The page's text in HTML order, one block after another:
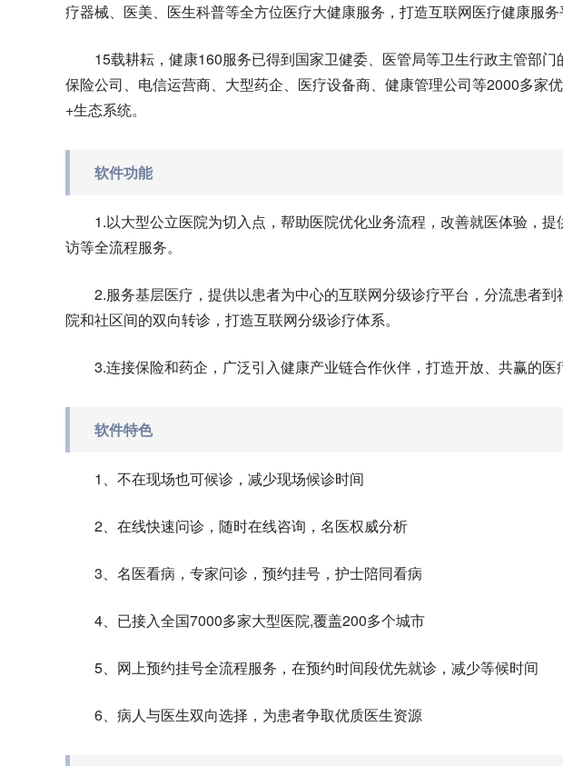
疗器械、医美、医生科普等全方位医疗大健康服务，打造互联网医疗健康服务
15载耕耘，健康160服务已得到国家卫健委、医管局等卫生行政主管部门
保险公司、电信运营商、大型药企、医疗设备商、健康管理公司等2000多家
+生态系统。
软件功能
1.以大型公立医院为切入点，帮助医院优化业务流程，改善就医体验，
访等全流程服务。
2.服务基层医疗，提供以患者为中心的互联网分级诊疗平台，分流患者
院和社区间的双向转诊，打造互联网分级诊疗体系。
3.连接保险和药企，广泛引入健康产业链合作伙伴，打造开放、共赢的医
软件特色
1、不在现场也可候诊，减少现场候诊时间
2、在线快速问诊，随时在线咨询，名医权威分析
3、名医看病，专家问诊，预约挂号，护士陪同看病
4、已接入全国7000多家大型医院,覆盖200多个城市
5、网上预约挂号全流程服务，在预约时间段优先就诊，减少等候时间
6、病人与医生双向选择，为患者争取优质医生资源